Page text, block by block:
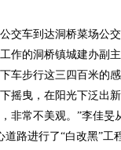
车到达洞桥菜场公
作的洞桥镇城建办副
步行这三四百米的
摇曳，在阳光下泛出
非常不美观。”李佳
路进行了“白改黑”